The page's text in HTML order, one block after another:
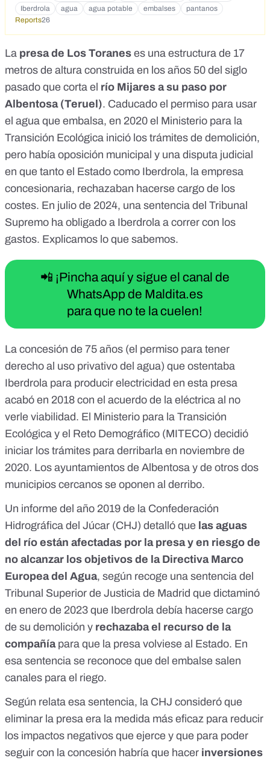
Iberdrola
agua agua potable embalses
pantanos
Reports26
La presa de Los Toranes es una estructura de 17
metros de altura construida en los años 50 del siglo
pasado que corta el río Mijares a su paso por
Albentosa (Teruel). Caducado el permiso para usar
el agua que embalsa, en 2020 el Ministerio para la
Transición Ecológica inició los trámites de demolición,
pero había oposición municipal y una disputa judicial
en que tanto el Estado como Iberdrola, la empresa
concesionaria, rechazaban hacerse cargo de los
costes. En julio de 2024, una sentencia del Tribunal
Supremo ha obligado a Iberdrola a correr con los
gastos. Explicamos lo que sabemos.
📲 ¡Pincha aquí y sigue el canal de
WhatsApp de Maldita.es
para que no te la cuelen!
La concesión de 75 años (el permiso para tener
derecho al uso privativo del agua) que ostentaba
Iberdrola para producir electricidad en esta presa
acabó en 2018 con el acuerdo de la eléctrica al no
verle viabilidad. El Ministerio para la Transición
Ecológica y el Reto Demográfico (MITECO) decidió
iniciar los trámites para derribarla en noviembre de
2020. Los ayuntamientos de Albentosa y de otros dos
municipios cercanos se oponen al derribo.
Un informe del año 2019 de la Confederación
Hidrográfica del Júcar (CHJ) detalló que las aguas
del río están afectadas por la presa y en riesgo de
no alcanzar los objetivos de la Directiva Marco
Europea del Agua, según recoge una sentencia del
Tribunal Superior de Justicia de Madrid que dictaminó
en enero de 2023 que Iberdrola debía hacerse cargo
de su demolición y rechazaba el recurso de la
compañíapara que la presa volviese al Estado. En
esa sentencia se reconoce que del embalse salen
canales para el riego.
Según relata esa sentencia, la CHJ consideró que
eliminar la presa era la medida más eficaz para reducir
los impactos negativos que ejerce y que para poder
seguir con la concesión habría que hacer inversiones